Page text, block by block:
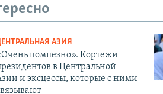
АЗИЯ
помпезно». Кортежи
в Центральной
и эксцессы, которые с ними